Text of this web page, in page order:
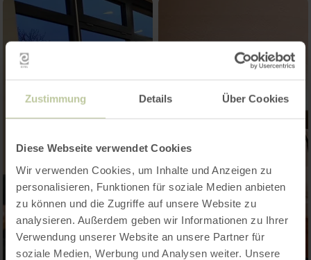
Zustimmung Details Über Cookies
Diese Webseite verwendet Cookies
Wir verwenden Cookies, um Inhalte und Anzeigen zu
personalisieren, Funktionen für soziale Medien anbieten
zu können und die Zugriffe auf unsere Website zu
analysieren. Außerdem geben wir Informationen zu Ihrer
Verwendung unserer Website an unsere Partner für
soziale Medien, Werbung und Analysen weiter. Unsere